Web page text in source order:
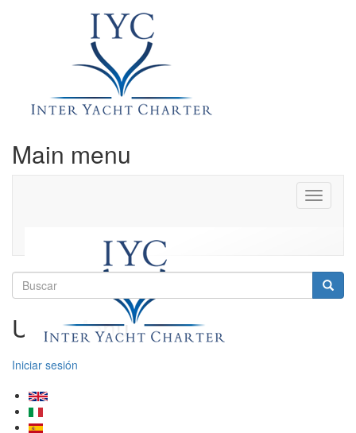
Main menu
Toggle
Buscar Buscar
User Menu
Iniciar sesión